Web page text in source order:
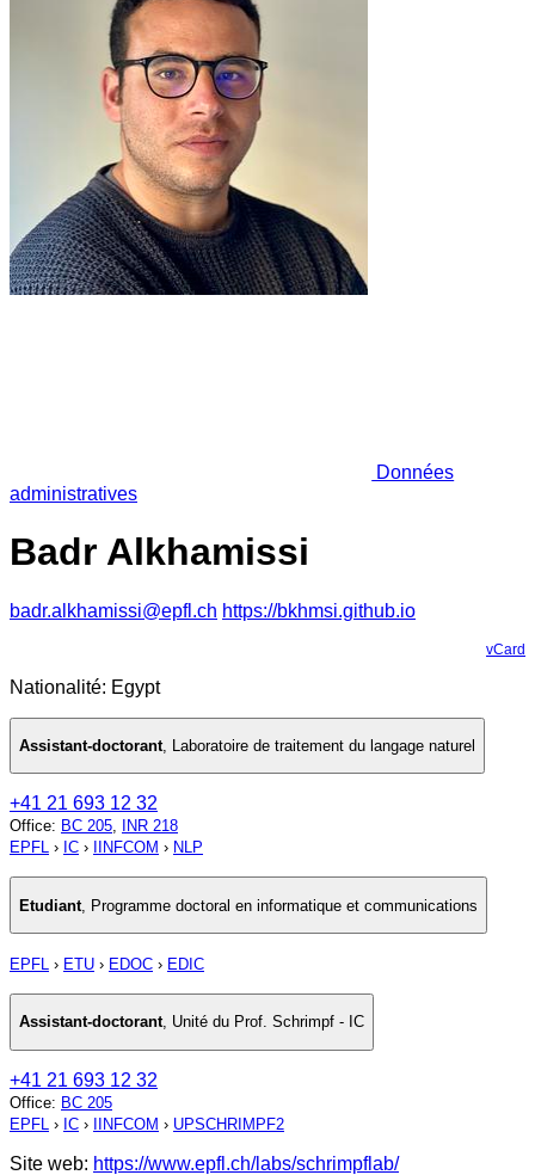
Données
administratives
Badr Alkhamissi
badr.alkhamissi@epfl.ch https://bkhmsi.github.io
vCard
Nationalité: Egypt
Assistant-doctorant, Laboratoire de traitement du langage naturel
+41 21 693 12 32
Office: BC 205,
INR 218
EPFL › IC › IINFCOM › NLP
Etudiant Programme doctoral en informatique et communications
EPFL › ETU › EDOC › EDIC
Assistant-doctorant, Unité du Prof. Schrimpf - IC
+41 21 693 12 32
Office: BC 205
EPFL › IC › IINFCOM › UPSCHRIMPF2
Site web: https://www.epfl.ch/labs/schrimpflab/